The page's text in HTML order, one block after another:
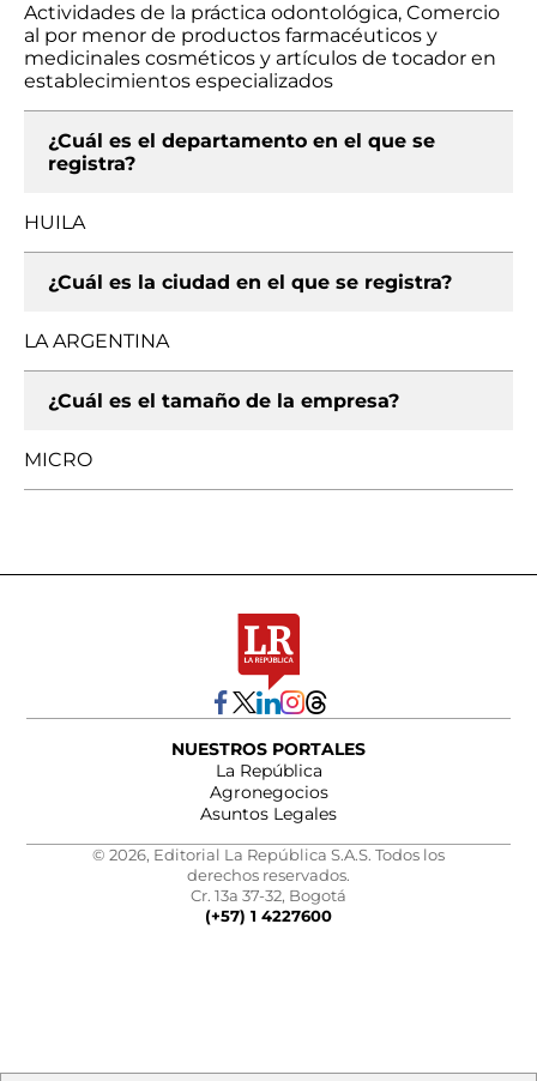
Actividades de la práctica odontológica, Comercio
al por menor de productos farmacéuticos y
medicinales cosméticos y artículos de tocador en
establecimientos especializados
¿Cuál es el departamento en el que se
registra?
HUILA
¿Cuál es la ciudad en el que se registra?
LA ARGENTINA
¿Cuál es el tamaño de la empresa?
MICRO
NUESTROS PORTALES
La República
Agronegocios
Asuntos Legales
© 2026, Editorial La República S.A.S. Todos los
derechos reservados.
Cr. 13a 37-32, Bogotá
(+57) 1 4227600